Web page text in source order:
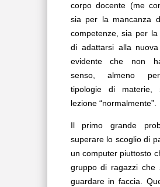
corpo docente (me
sia per la mancanza
competenze, sia per la
di adattarsi alla
evidente che non
senso, almeno
tipologie di materie,
lezione “normalmente”.
Il primo grande
superare lo scoglio di
un computer piuttosto
gruppo di ragazzi che
guardare in faccia.